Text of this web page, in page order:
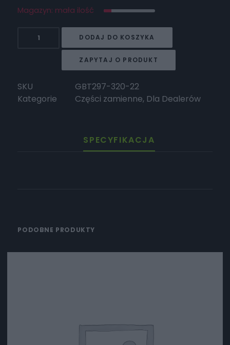
Magazyn: mała ilość
DODAJ DO KOSZYKA
ZAPYTAJ O PRODUKT
SKU
GBT297-320-22
Kategorie
Części zamienne, Dla Dealerów
SPECYFIKACJA
PODOBNE PRODUKTY